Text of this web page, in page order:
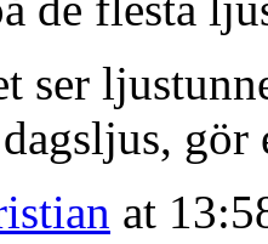
ser
at